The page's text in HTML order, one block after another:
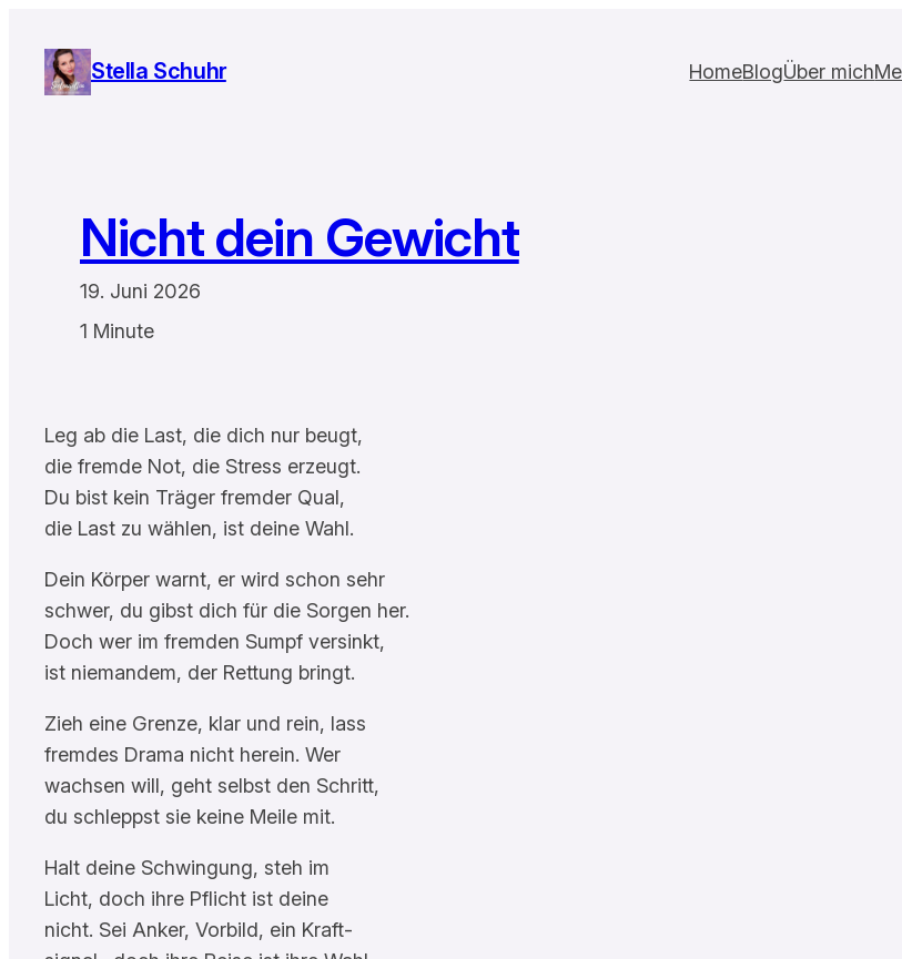
Inhalt
springen
Stella Schuhr HomeBlogÜber mich
Nicht dein Gewicht
19. Juni 2026
1 Minute
Leg ab die Last, die dich nur beugt,
die fremde Not, die Stress erzeugt.
Du bist kein Träger fremder Qual,
die Last zu wählen, ist deine Wahl.
Dein Körper warnt, er wird schon sehr
schwer, du gibst dich für die Sorgen her.
Doch wer im fremden Sumpf versinkt,
ist niemandem, der Rettung bringt.
Zieh eine Grenze, klar und rein, lass
fremdes Drama nicht herein. Wer
wachsen will, geht selbst den Schritt,
du schleppst sie keine Meile mit.
Halt deine Schwingung, steh im
Licht, doch ihre Pflicht ist deine
nicht. Sei Anker, Vorbild, ein Kraft-